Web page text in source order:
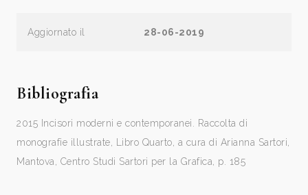
Aggiornato il 28-06-2019
Bibliografia
2015 Incisori moderni e contemporanei. Raccolta di
monografie illustrate, Libro Quarto, a cura di Arianna Sartori,
Mantova, Centro Studi Sartori per la Grafica, p. 185